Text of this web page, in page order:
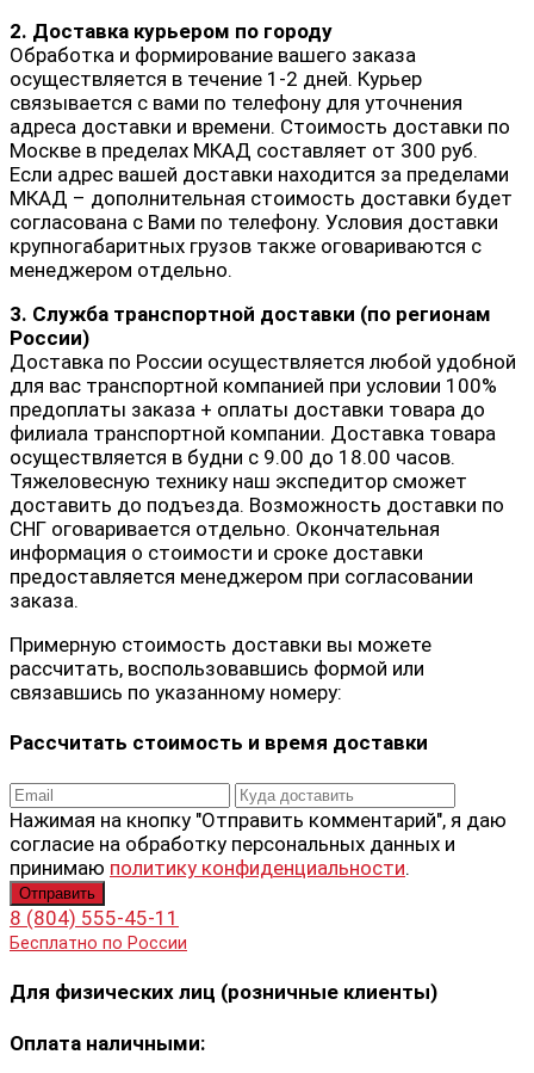
2. Доставка курьером по городу
Обработка и формирование вашего заказа
осуществляется в течение 1-2 дней. Курьер
связывается с вами по телефону для уточнения
адреса доставки и времени. Стоимость доставки по
Москве в пределах МКАД составляет от 300 руб.
Если адрес вашей доставки находится за пределами
МКАД – дополнительная стоимость доставки будет
согласована с Вами по телефону. Условия доставки
крупногабаритных грузов также оговариваются с
менеджером отдельно.
3. Служба транспортной доставки (по регионам
России)
Доставка по России осуществляется любой удобной
для вас транспортной компанией при условии 100%
предоплаты заказа + оплаты доставки товара до
филиала транспортной компании. Доставка товара
осуществляется в будни с 9.00 до 18.00 часов.
Тяжеловесную технику наш экспедитор сможет
доставить до подъезда. Возможность доставки по
СНГ оговаривается отдельно. Окончательная
информация о стоимости и сроке доставки
предоставляется менеджером при согласовании
заказа.
Примерную стоимость доставки вы можете
рассчитать, воспользовавшись формой или
связавшись по указанному номеру:
Рассчитать стоимость и время доставки
Нажимая на кнопку "Отправить комментарий", я даю
согласие на обработку персональных данных и
принимаю политику конфиденциальности.
8 (804) 555-45-11
Бесплатно по России
Для физических лиц (розничные клиенты)
Оплата наличными: